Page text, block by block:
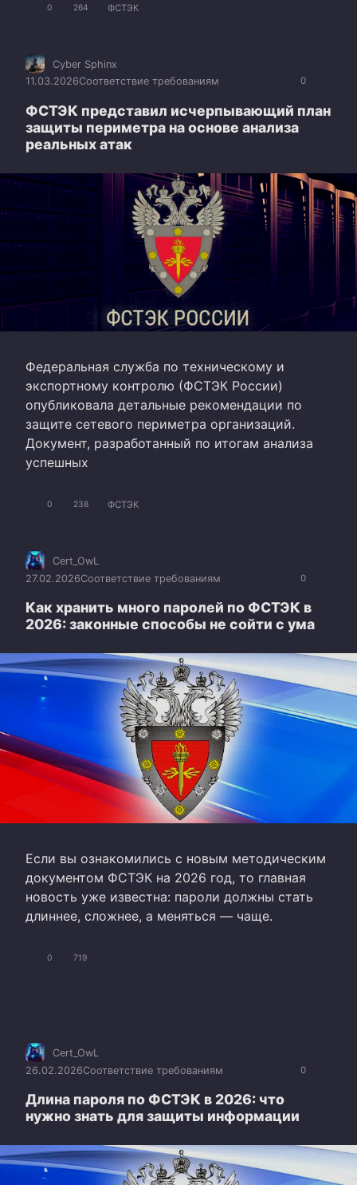
0 264 ФСТЭК
0
Cyber Sphinx
11.03.2026Соответствие требованиям
ФСТЭК представил исчерпывающий план
защиты периметра на основе анализа
реальных атак
Федеральная служба по техническому и
экспортному контролю (ФСТЭК России)
опубликовала детальные рекомендации по
защите сетевого периметра организаций.
Документ, разработанный по итогам анализа
успешных
0 238 ФСТЭК
0
Cert_OwL
27.02.2026Соответствие требованиям
Как хранить много паролей по ФСТЭК в
2026: законные способы не сойти с ума
Если вы ознакомились с новым методическим
документом ФСТЭК на 2026 год, то главная
новость уже известна: пароли должны стать
длиннее, сложнее, а меняться — чаще.
0 719
0
Cert_OwL
26.02.2026Соответствие требованиям
Длина пароля по ФСТЭК в 2026: что
нужно знать для защиты информации